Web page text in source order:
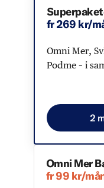
fr 269 kr/
Omni Mer,
Podme – i
2
Omni Mer
fr 99 kr/